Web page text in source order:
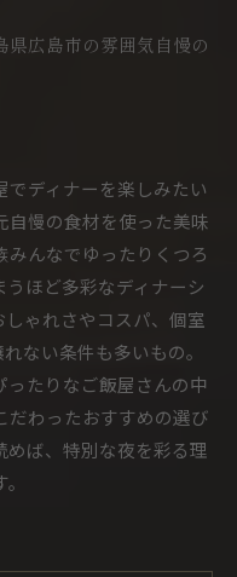
県広島市の雰囲気自慢の
ディナーを楽しみたい
自慢の食材を使った美味
みんなでゆったりくつろ
ほど多彩なディナーシ
ゃれさやコスパ、個室
ない条件も多いもの。
たりなご飯屋さんの中
だわったおすすめの選び
ば、特別な夜を彩る理